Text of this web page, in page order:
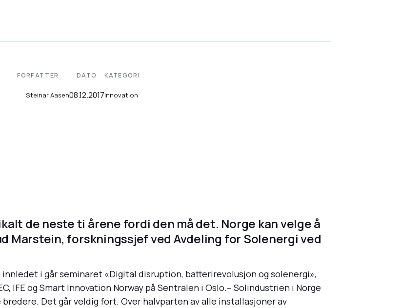
FORFATTER
Steinar Aasen
DATO
08.12.2017
KATEGORI
Innovation
de neste ti årene fordi den må det. Norge kan velge å
Marstein, forskningssjef ved Avdeling for Solenergi ved
innledet i går seminaret «Digital disruption, batterirevolusjon og solenergi»,
IFE og Smart Innovation Norway på Sentralen i Oslo.– Solindustrien i Norge
Det går veldig fort. Over halvparten av alle installasjoner av